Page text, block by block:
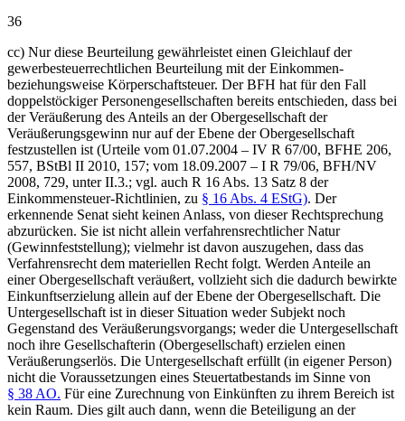
36
cc) Nur diese Beurteilung gewährleistet einen Gleichlauf der
gewerbesteuerrechtlichen Beurteilung mit der Einkommen-
beziehungsweise Körperschaftsteuer. Der BFH hat für den Fall
doppelstöckiger Personengesellschaften bereits entschieden, dass bei
der Veräußerung des Anteils an der Obergesellschaft der
Veräußerungsgewinn nur auf der Ebene der Obergesellschaft
festzustellen ist (Urteile vom 01.07.2004 – IV R 67/00, BFHE 206,
557, BStBl II 2010, 157; vom 18.09.2007 – I R 79/06, BFH/NV
2008, 729, unter II.3.; vgl. auch R 16 Abs. 13 Satz 8 der
Einkommensteuer-Richtlinien, zu § 16 Abs. 4 EStG). Der
erkennende Senat sieht keinen Anlass, von dieser Rechtsprechung
abzurücken. Sie ist nicht allein verfahrensrechtlicher Natur
(Gewinnfeststellung); vielmehr ist davon auszugehen, dass das
Verfahrensrecht dem materiellen Recht folgt. Werden Anteile an
einer Obergesellschaft veräußert, vollzieht sich die dadurch bewirkte
Einkunftserzielung allein auf der Ebene der Obergesellschaft. Die
Untergesellschaft ist in dieser Situation weder Subjekt noch
Gegenstand des Veräußerungsvorgangs; weder die Untergesellschaft
noch ihre Gesellschafterin (Obergesellschaft) erzielen einen
Veräußerungserlös. Die Untergesellschaft erfüllt (in eigener Person)
nicht die Voraussetzungen eines Steuertatbestands im Sinne von
§ 38 AO. Für eine Zurechnung von Einkünften zu ihrem Bereich ist
kein Raum. Dies gilt auch dann, wenn die Beteiligung an der